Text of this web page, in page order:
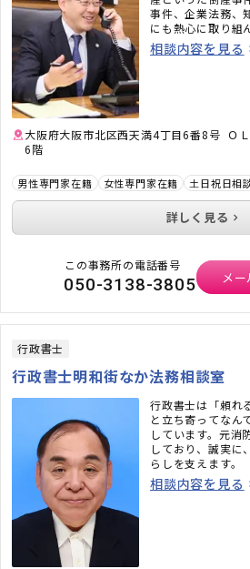
事件、企業法務、
にも熱心に取り組
相談内容を見る
大阪府大阪市北区西天満4丁目6番8号 Ｏ
6階
男性専門家在籍 女性専門家在籍 土日祝日相
詳しく見る
この事務所の電話番号
050-3138-3805 メー
行政書士
行政書士明和街なか法務相談室
行政書士は「頼れ
と立ち寄ってなん
しています。元消
しており、誠実に
らしを支えます。
相談内容を見る